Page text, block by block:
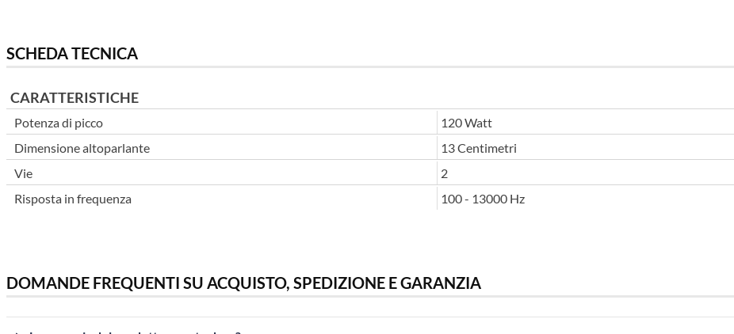
SCHEDA TECNICA
CARATTERISTICHE
Potenza di picco
120 Watt
Dimensione altoparlante
13 Centimetri
Vie
2
Risposta in frequenza
100 - 13000 Hz
DOMANDE FREQUENTI SU ACQUISTO, SPEDIZIONE E GARANZIA